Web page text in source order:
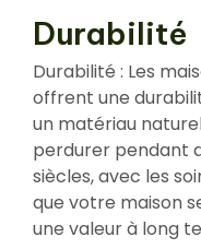
Durabilité
Durabilité : Les
offrent une
un matériau
perdurer pendant
siècles, avec les
que votre maison
une valeur à long